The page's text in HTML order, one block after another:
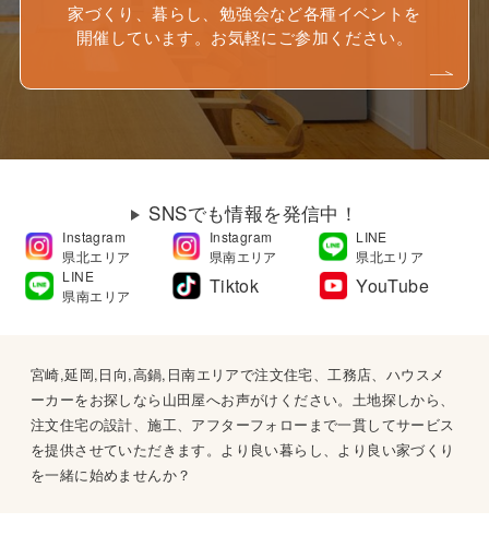
家づくり、暮らし、勉強会など各種イベントを
開催しています。お気軽にご参加ください。
SNSでも情報を発信中！
Instagram
県北エリア
Instagram
県南エリア
LINE
県北エリア
LINE
県南エリア
Tiktok YouTube
宮崎,延岡,日向,高鍋,日南エリアで注文住宅、工務店、ハウスメ
ーカーをお探しなら山田屋へお声がけください。土地探しから、
注文住宅の設計、施工、アフターフォローまで一貫してサービス
を提供させていただきます。より良い暮らし、より良い家づくり
を一緒に始めませんか？